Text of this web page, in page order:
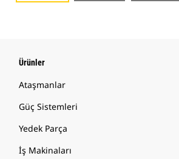
Ürünler
Ataşmanlar
Güç Sistemleri
Yedek Parça
İş Makinaları